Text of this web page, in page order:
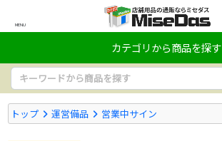
MENU
カテゴリから商品を探す
トップ 運営備品 営業中サイン